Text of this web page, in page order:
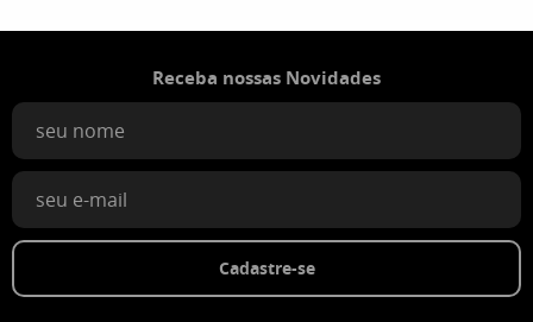
Receba nossas Novidades
Cadastre-se